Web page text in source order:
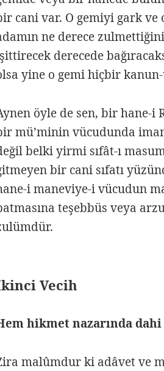
cani var. O gemiyi gark ve
ne derece
derecede
yine o gemi hiçbir
öyle de sen, bir hane-
mü’minin vücudunda
belki yirmi sıfât-ı
bir cani sıfatı
i maneviye-i vücudun
teşebbüs veya
Vecih
hikmet nazarında
malûmdur ki adâvet ve